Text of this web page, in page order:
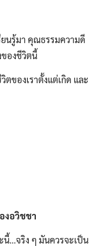
ยนรู้มา คุณธรรมความดี
ของชีวิตนี้
ของเราตั้งแต่เกิด และ
งอวิชชา
นี้…จริง ๆ มันควรจะเป็น